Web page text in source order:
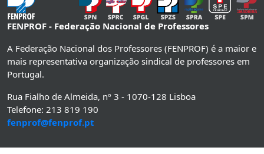
FENPROF - Federação Nacional de Professores
A Federação Nacional dos Professores (FENPROF) é a maior e
mais representativa organização sindical de professores em
Portugal.
Rua Fialho de Almeida, nº 3 - 1070-128 Lisboa
Telefone: 213 819 190
fenprof@fenprof.pt